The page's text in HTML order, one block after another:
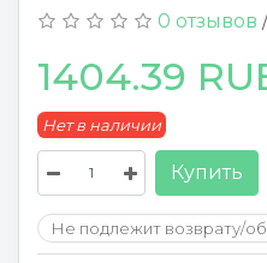
0 отзывов
1404.39
Нет в наличии
Купить
Не подлежит возврату/